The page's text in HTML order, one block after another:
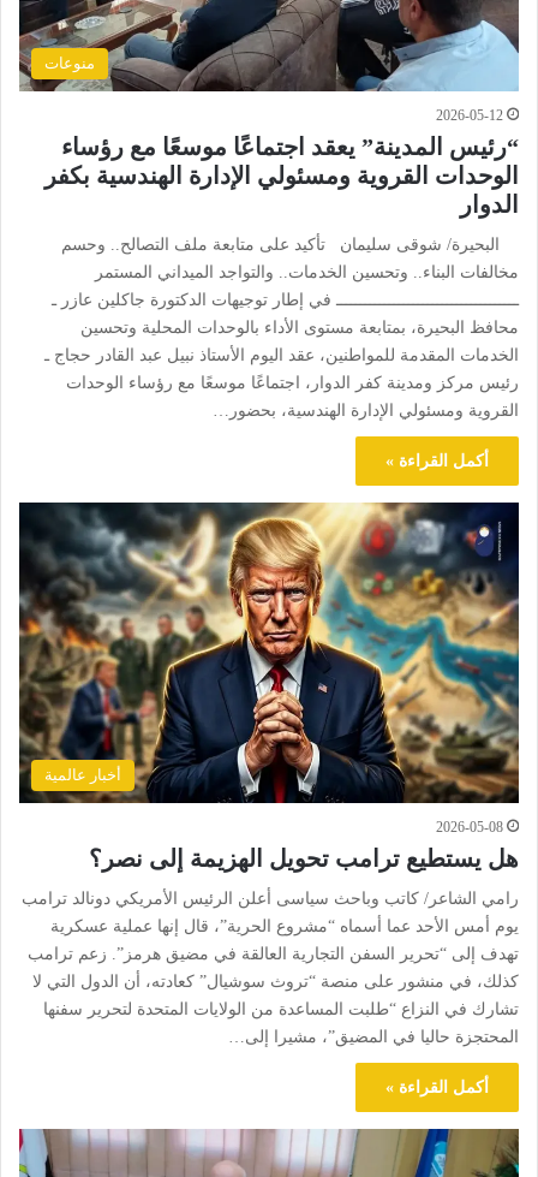
منوعات
2026-05-12
“رئيس المدينة” يعقد اجتماعًا موسعًا مع رؤساء
الوحدات القروية ومسئولي الإدارة الهندسية بكفر
الدوار
البحيرة/ شوقى سليمان تأكيد على متابعة ملف التصالح.. وحسم
مخالفات البناء.. وتحسين الخدمات.. والتواجد الميداني المستمر
ــــــــــــــــــــــــــــــــــــــ في إطار توجيهات الدكتورة جاكلين عازر ـ
محافظ البحيرة، بمتابعة مستوى الأداء بالوحدات المحلية وتحسين
الخدمات المقدمة للمواطنين، عقد اليوم الأستاذ نبيل عبد القادر حجاج ـ
رئيس مركز ومدينة كفر الدوار، اجتماعًا موسعًا مع رؤساء الوحدات
القروية ومسئولي الإدارة الهندسية، بحضور…
أكمل القراءة »
أخبار عالمية
2026-05-08
هل يستطيع ترامب تحويل الهزيمة إلى نصر؟
رامي الشاعر/ كاتب وباحث سياسى أعلن الرئيس الأمريكي دونالد ترامب
يوم أمس الأحد عما أسماه “مشروع الحرية”، قال إنها عملية عسكرية
تهدف إلى “تحرير السفن التجارية العالقة في مضيق هرمز”. زعم ترامب
كذلك، في منشور على منصة “تروث سوشيال” كعادته، أن الدول التي لا
تشارك في النزاع “طلبت المساعدة من الولايات المتحدة لتحرير سفنها
المحتجزة حاليا في المضيق”، مشيرا إلى…
أكمل القراءة »